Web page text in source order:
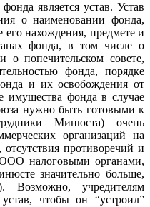
является устав. Устав
о наименовании фонда,
нахождения, предмете и
фонда, в том числе о
о попечительском совете,
фонда, порядке
и их освобождения от
имущества фонда в случае
нужно быть готовыми к
Минюста) очень
организаций на
отсутствия противоречий и
налоговыми органами,
значительно больше,
учредителям
чтобы он “устроил”